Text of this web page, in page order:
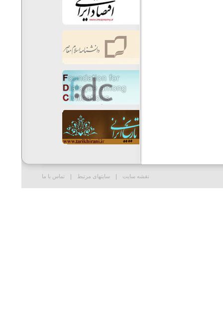
نقشه سایت سایتهای مرتبط تماس با ما